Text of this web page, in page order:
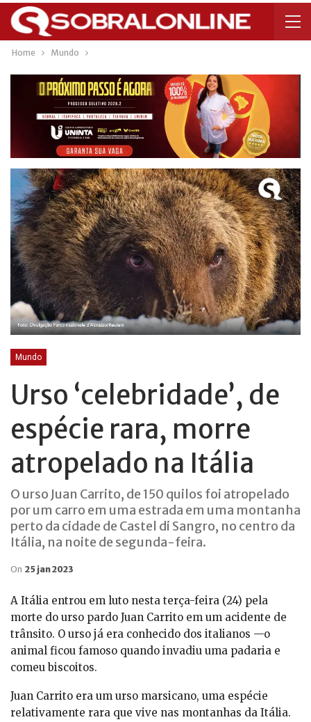
Home Mundo
Mundo
Urso ‘celebridade’, de
espécie rara, morre
atropelado na Itália
O urso Juan Carrito, de 150 quilos foi atropelado
por um carro em uma estrada em uma montanha
perto da cidade de Castel di Sangro, no centro da
Itália, na noite de segunda-feira.
On 25 jan 2023
A Itália entrou em luto nesta terça-feira (24) pela
morte do urso pardo Juan Carrito em um acidente de
trânsito. O urso já era conhecido dos italianos —o
animal ficou famoso quando invadiu uma padaria e
comeu biscoitos.
Juan Carrito era um urso marsicano, uma espécie
relativamente rara que vive nas montanhas da Itália.